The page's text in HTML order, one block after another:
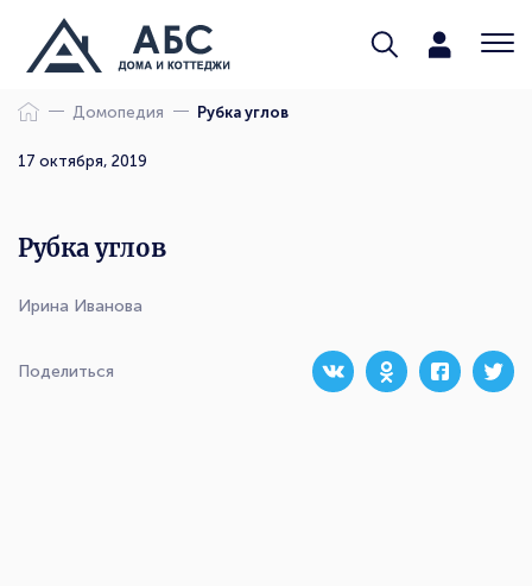
Домопедия Рубка углов
Ирина Иванова
17 октября, 2019
Рубка углов
Поделиться